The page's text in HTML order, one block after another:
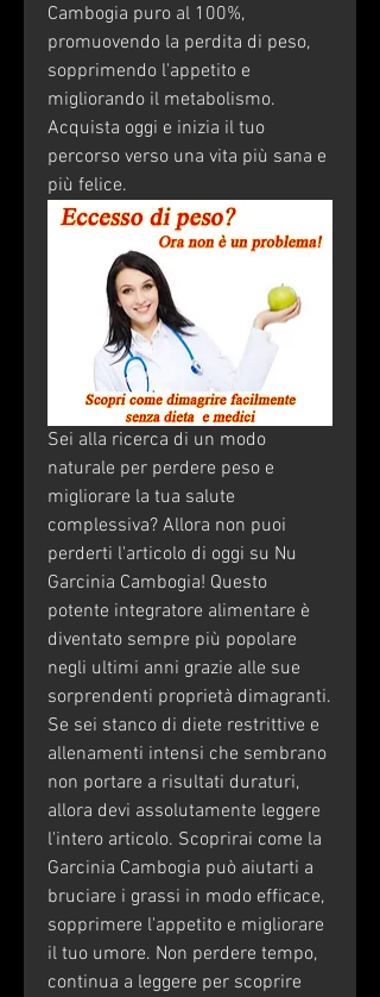
Cambogia puro al 100%,
promuovendo la perdita di peso,
sopprimendo l'appetito e
migliorando il metabolismo.
Acquista oggi e inizia il tuo
percorso verso una vita più sana e
più felice.
Sei alla ricerca di un modo
naturale per perdere peso e
migliorare la tua salute
complessiva? Allora non puoi
perderti l'articolo di oggi su Nu
Garcinia Cambogia! Questo
potente integratore alimentare è
diventato sempre più popolare
negli ultimi anni grazie alle sue
sorprendenti proprietà dimagranti.
Se sei stanco di diete restrittive e
allenamenti intensi che sembrano
non portare a risultati duraturi,
allora devi assolutamente leggere
l'intero articolo. Scoprirai come la
Garcinia Cambogia può aiutarti a
bruciare i grassi in modo efficace,
sopprimere l'appetito e migliorare
il tuo umore. Non perdere tempo,
continua a leggere per scoprire